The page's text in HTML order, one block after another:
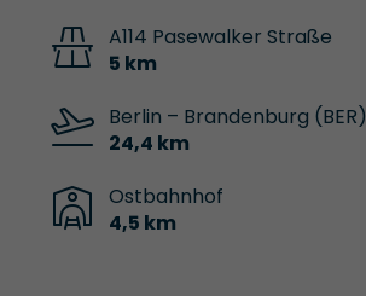
A114 Pasewalker Straße
5 km
Berlin – Brandenburg (BER)
24,4 km
Ostbahnhof
4,5 km